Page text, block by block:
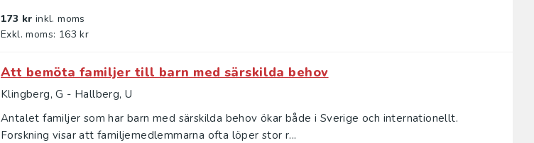
173 kr inkl. moms
Exkl. moms: 163 kr
Att bemöta familjer till barn med särskilda behov
Klingberg, G - Hallberg, U
Antalet familjer som har barn med särskilda behov ökar både i Sverige och internationellt.
Forskning visar att familjemedlemmarna ofta löper stor r...